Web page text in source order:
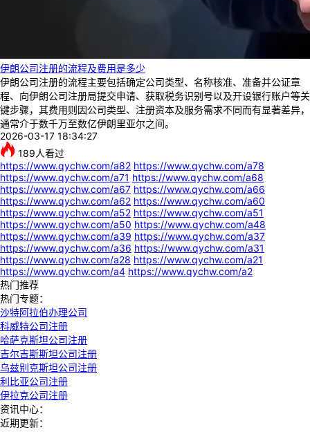
伊朗公司注册的流程及费用是多少
伊朗公司注册的流程主要包括确定公司类型、名称核准、准备并公证章
程、向伊朗公司注册局提交申请、获取税务识别号以及开设银行账户等关
键步骤，其费用则因公司类型、注册资本及服务需求不同而有显著差异，
通常介于数千万至数亿伊朗里亚尔之间。
2026-03-17 18:34:27
189人看过
https://www.qychw.com/a82 https://www.qychw.com/a78
https://www.qychw.com/a71 https://www.qychw.com/a68
https://www.qychw.com/a67 https://www.qychw.com/a66
https://www.qychw.com/a62 https://www.qychw.com/a60
https://www.qychw.com/a52 https://www.qychw.com/a51
https://www.qychw.com/a50 https://www.qychw.com/a48
https://www.qychw.com/a39 https://www.qychw.com/a37
https://www.qychw.com/a36 https://www.qychw.com/a31
https://www.qychw.com/a28 https://www.qychw.com/a21
https://www.qychw.com/a4 https://www.qychw.com/a2
热门推荐
热门专题：
沙特阿拉伯办理公司
科威特公司注册
哈萨克斯坦公司注册
吉尔吉斯斯坦公司注册
乌兹别克斯坦公司注册
利比亚公司注册
伊拉克公司注册
资讯中心：
近期更新：